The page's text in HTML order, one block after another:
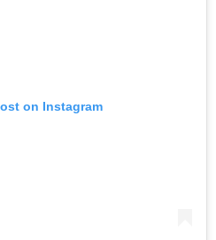
on Instagram